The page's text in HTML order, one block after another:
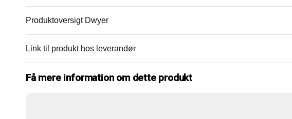
Produktoversigt Dwyer
Link til produkt hos leverandør
Få mere information om dette produkt